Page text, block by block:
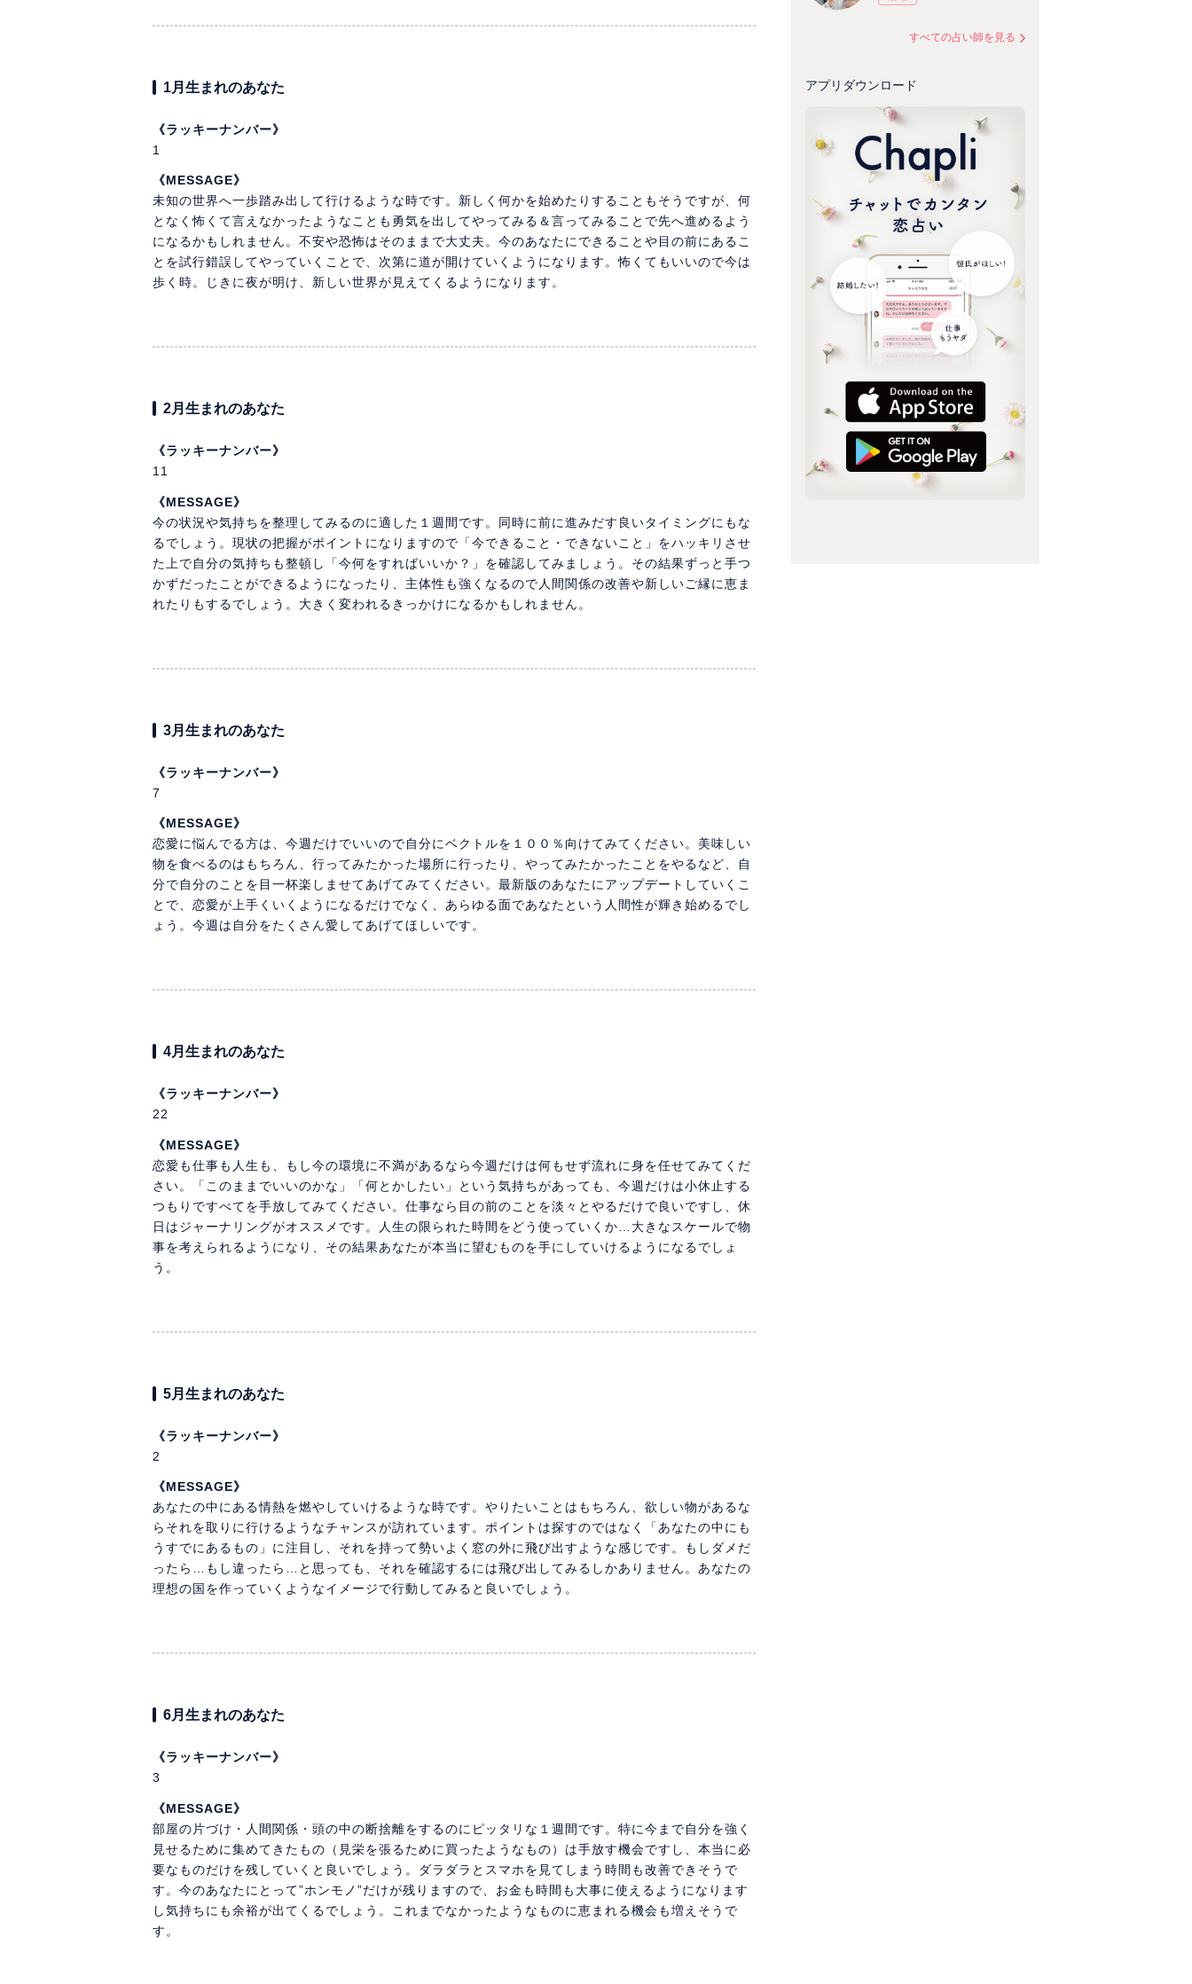
1月生まれのあなた
《ラッキーナンバー》
1
《MESSAGE》
未知の世界へ一歩踏み出して行けるような時です。新しく何かを始めたりすることもそうですが、何
となく怖くて言えなかったようなことも勇気を出してやってみる＆言ってみることで先へ進めるよう
になるかもしれません。不安や恐怖はそのままで大丈夫。今のあなたにできることや目の前にあるこ
とを試行錯誤してやっていくことで、次第に道が開けていくようになります。怖くてもいいので今は
歩く時。じきに夜が明け、新しい世界が見えてくるようになります。
2月生まれのあなた
《ラッキーナンバー》
11
《MESSAGE》
今の状況や気持ちを整理してみるのに適した１週間です。同時に前に進みだす良いタイミングにもな
るでしょう。現状の把握がポイントになりますので「今できること・できないこと」をハッキリさせ
た上で自分の気持ちも整頓し「今何をすればいいか？」を確認してみましょう。その結果ずっと手つ
かずだったことができるようになったり、主体性も強くなるので人間関係の改善や新しいご縁に恵ま
れたりもするでしょう。大きく変われるきっかけになるかもしれません。
3月生まれのあなた
《ラッキーナンバー》
7
《MESSAGE》
恋愛に悩んでる方は、今週だけでいいので自分にベクトルを１００％向けてみてください。美味しい
物を食べるのはもちろん、行ってみたかった場所に行ったり、やってみたかったことをやるなど、自
分で自分のことを目一杯楽しませてあげてみてください。最新版のあなたにアップデートしていくこ
とで、恋愛が上手くいくようになるだけでなく、あらゆる面であなたという人間性が輝き始めるでし
ょう。今週は自分をたくさん愛してあげてほしいです。
4月生まれのあなた
《ラッキーナンバー》
22
《MESSAGE》
恋愛も仕事も人生も、もし今の環境に不満があるなら今週だけは何もせず流れに身を任せてみてくだ
さい。「このままでいいのかな」「何とかしたい」という気持ちがあっても、今週だけは小休止する
つもりですべてを手放してみてください。仕事なら目の前のことを淡々とやるだけで良いですし、休
日はジャーナリングがオススメです。人生の限られた時間をどう使っていくか…大きなスケールで物
事を考えられるようになり、その結果あなたが本当に望むものを手にしていけるようになるでしょ
う。
5月生まれのあなた
《ラッキーナンバー》
2
《MESSAGE》
あなたの中にある情熱を燃やしていけるような時です。やりたいことはもちろん、欲しい物があるな
らそれを取りに行けるようなチャンスが訪れています。ポイントは探すのではなく「あなたの中にも
うすでにあるもの」に注目し、それを持って勢いよく窓の外に飛び出すような感じです。もしダメだ
ったら…もし違ったら…と思っても、それを確認するには飛び出してみるしかありません。あなたの
理想の国を作っていくようなイメージで行動してみると良いでしょう。
6月生まれのあなた
《ラッキーナンバー》
3
《MESSAGE》
部屋の片づけ・人間関係・頭の中の断捨離をするのにピッタリな１週間です。特に今まで自分を強く
見せるために集めてきたもの（見栄を張るために買ったようなもの）は手放す機会ですし、本当に必
要なものだけを残していくと良いでしょう。ダラダラとスマホを見てしまう時間も改善できそうで
す。今のあなたにとって”ホンモノ”だけが残りますので、お金も時間も大事に使えるようになります
し気持ちにも余裕が出てくるでしょう。これまでなかったようなものに恵まれる機会も増えそうで
す。
すべての占い師を見る
アプリダウンロード